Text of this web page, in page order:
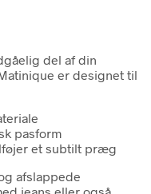
del af din
er designet til
pasform
et subtilt præg
afslappede